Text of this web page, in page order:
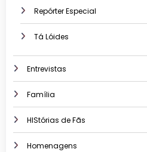
Repórter Especial
Tá Lóides
Entrevistas
Família
HIStórias de Fãs
Homenagens